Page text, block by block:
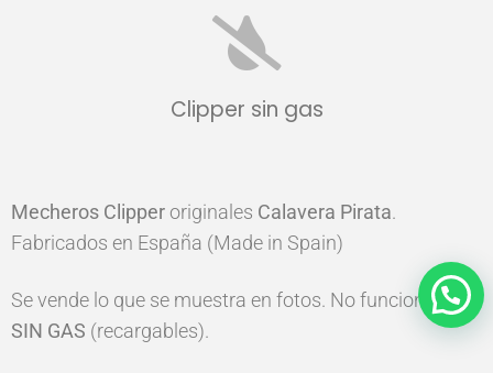
Clipper sin gas
Mecheros Clipper originales Calavera Pirata.
Fabricados en España (Made in Spain)
Se vende lo que se muestra en fotos. No funcionan,
SIN GAS (recargables).